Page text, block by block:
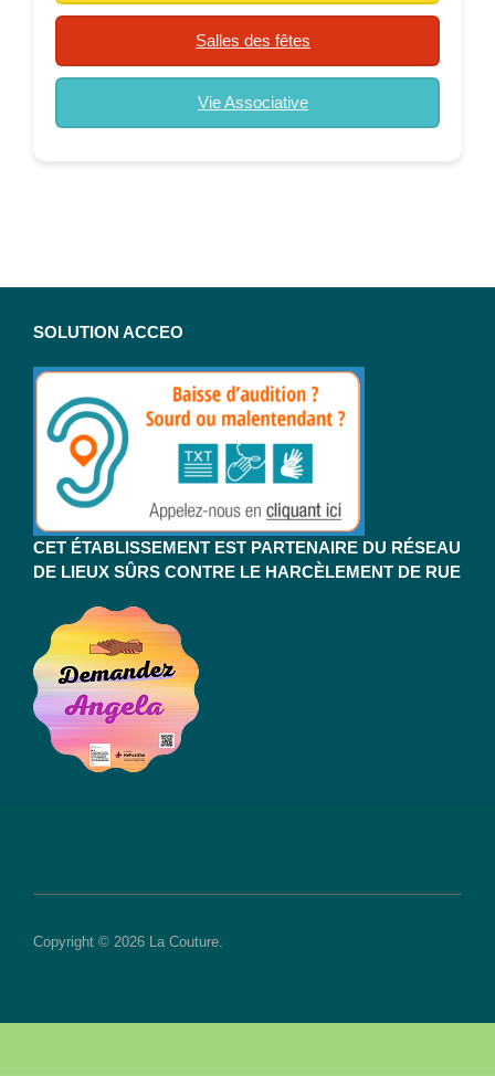
Salles des fêtes
Vie Associative
SOLUTION ACCEO
CET ÉTABLISSEMENT EST PARTENAIRE DU RÉSEAU
DE LIEUX SÛRS CONTRE LE HARCÈLEMENT DE RUE
Copyright © 2026 La Couture.